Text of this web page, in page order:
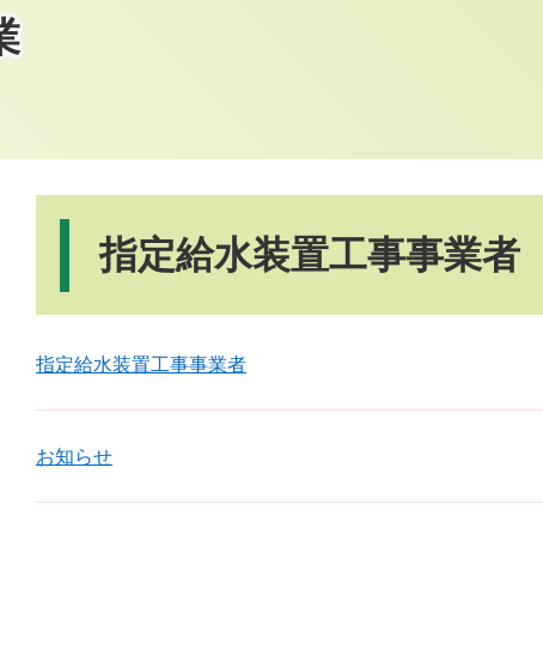
指定給水装置工事事業者
指定給水装置工事事業者
お知らせ